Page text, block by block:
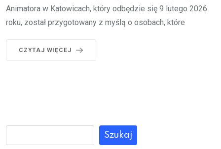
Animatora w Katowicach, który odbędzie się 9 lutego 2026
roku, został przygotowany z myślą o osobach, które
CZYTAJ WIĘCEJ
Szukaj